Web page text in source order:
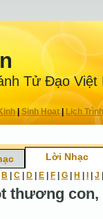
Tử Ðạo Việt
|Sinh Hoạt| Lịch Trình
Lời Nhạc
B C D E F G H J
thương con,